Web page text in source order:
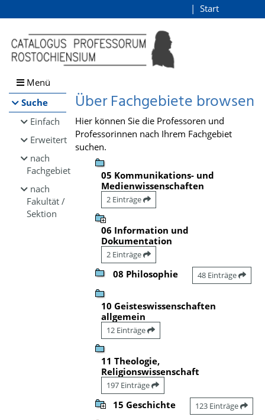
Browsen
direkt zum Inhalt
Start
Menü
Suche
Einfach
Erweitert
nach
Fachgebiet
nach
Fakultät /
Sektion
Über Fachgebiete browsen
Hier können Sie die Professoren und
Professorinnen nach Ihrem Fachgebiet
suchen.
05 Kommunikations- und
Medienwissenschaften
2 Einträge
06 Information und
Dokumentation
2 Einträge
08 Philosophie 48 Einträge
10 Geisteswissenschaften
allgemein
12 Einträge
11 Theologie,
Religionswissenschaft
197 Einträge
15 Geschichte 123 Einträge